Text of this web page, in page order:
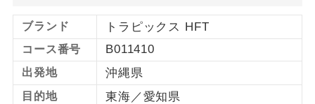
ブランド トラピックス HFT
コース番号 B011410
出発地 沖縄県
目的地 東海／愛知県
女性限定
女性限定でご参加いただけるコースで
す。
年齢制限あり
ご参加にあたり年齢に制限があるコース
です。